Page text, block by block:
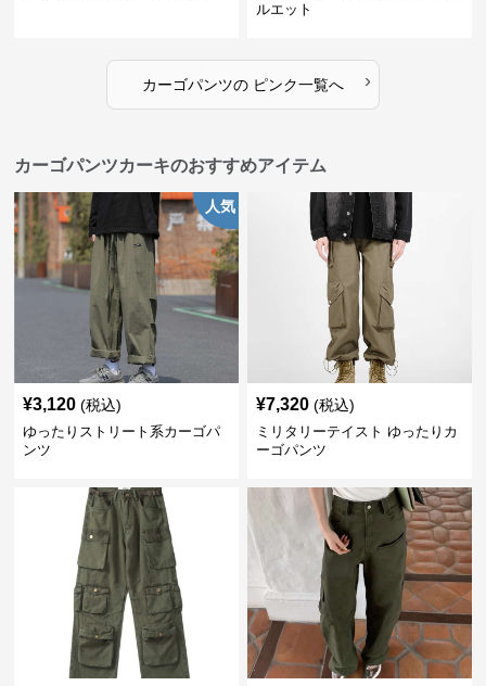
ルエット
カーゴパンツのピンク一覧へ ›
カーゴパンツカーキのおすすめアイテム
人気
¥3,120 (税込)
ゆったりストリート系カーゴパ
ンツ
¥7,320 (税込)
ミリタリーテイスト ゆったりカ
ーゴパンツ